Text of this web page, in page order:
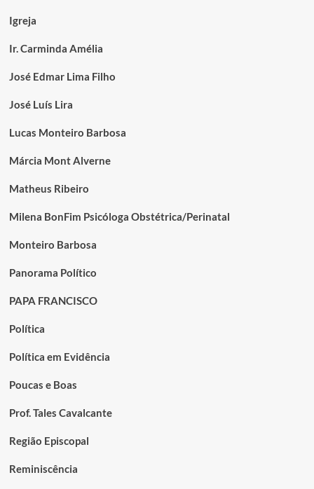
Igreja
Ir. Carminda Amélia
José Edmar Lima Filho
José Luís Lira
Lucas Monteiro Barbosa
Márcia Mont Alverne
Matheus Ribeiro
Milena BonFim Psicóloga Obstétrica/Perinatal
Monteiro Barbosa
Panorama Político
PAPA FRANCISCO
Política
Política em Evidência
Poucas e Boas
Prof. Tales Cavalcante
Região Episcopal
Reminiscência